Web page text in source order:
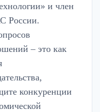
и член
России.
– это как
конкуренции